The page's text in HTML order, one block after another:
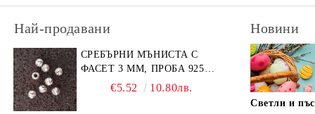
Най-продавани
СРЕБЪРНИ МЪНИСТА С
ФАСЕТ 3 ММ, ПРОБА 925
(10БР)€5.52 10.80лв.
Новини
Светли и